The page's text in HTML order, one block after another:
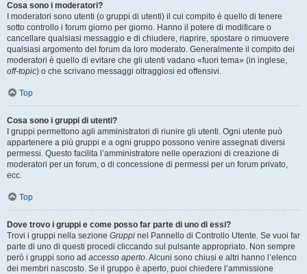
Cosa sono i moderatori?
I moderatori sono utenti (o gruppi di utenti) il cui compito è quello di tenere
sotto controllo i forum giorno per giorno. Hanno il potere di modificare o
cancellare qualsiasi messaggio e di chiudere, riaprire, spostare o rimuovere
qualsiasi argomento del forum da loro moderato. Generalmente il compito dei
moderatori è quello di evitare che gli utenti vadano «fuori tema» (in inglese,
off-topic) o che scrivano messaggi oltraggiosi ed offensivi.
Top
Cosa sono i gruppi di utenti?
I gruppi permettono agli amministratori di riunire gli utenti. Ogni utente può
appartenere a più gruppi e a ogni gruppo possono venire assegnati diversi
permessi. Questo facilita l’amministratore nelle operazioni di creazione di
moderatori per un forum, o di concessione di permessi per un forum privato,
ecc.
Top
Dove trovo i gruppi e come posso far parte di uno di essi?
Trovi i gruppi nella sezione Gruppi nel Pannello di Controllo Utente. Se vuoi far
parte di uno di questi procedi cliccando sul pulsante appropriato. Non sempre
però i gruppi sono ad accesso aperto. Alcuni sono chiusi e altri hanno l’elenco
dei membri nascosto. Se il gruppo è aperto, puoi chiedere l’ammissione